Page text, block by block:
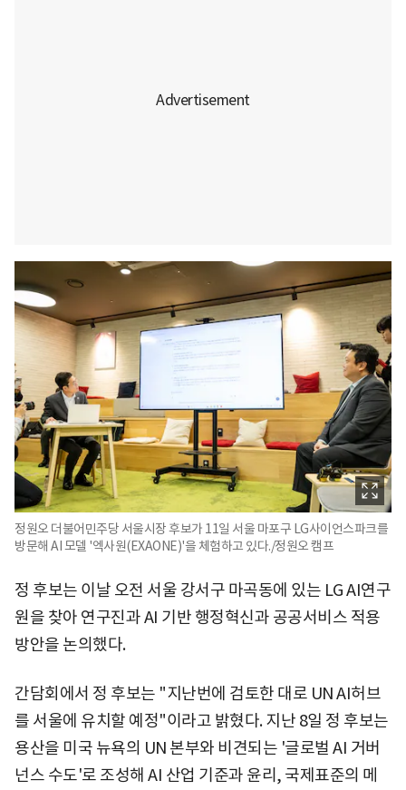
정원오 더불어민주당 서울시장 후보가 11일 서울 마포구 LG사이언스파크를
방문해 AI 모델 '엑사원(EXAONE)'을 체험하고 있다./정원오 캠프
정 후보는 이날 오전 서울 강서구 마곡동에 있는 LG AI연구
원을 찾아 연구진과 AI 기반 행정혁신과 공공서비스 적용
방안을 논의했다.
간담회에서 정 후보는 "지난번에 검토한 대로 UN AI허브
를 서울에 유치할 예정"이라고 밝혔다. 지난 8일 정 후보는
용산을 미국 뉴욕의 UN 본부와 비견되는 '글로벌 AI 거버
넌스 수도'로 조성해 AI 산업 기준과 윤리, 국제표준의 메